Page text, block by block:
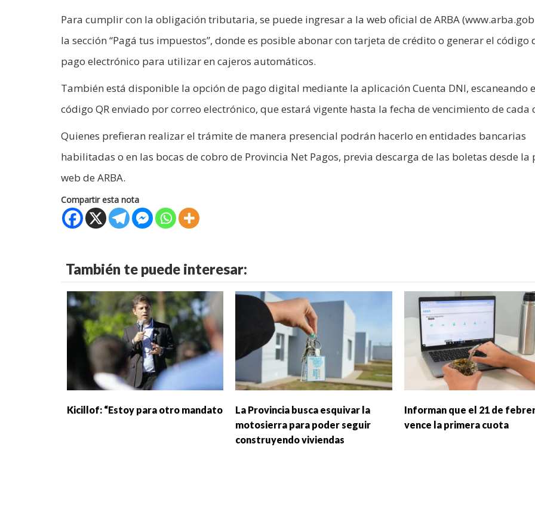
Para cumplir con la obligación tributaria, se puede ingresar a la web oficial de ARBA
la sección “Pagá tus impuestos”, donde es posible abonar con tarjeta de crédito o generar el código
pago electrónico para utilizar en cajeros automáticos.
También está disponible la opción de pago digital mediante la aplicación Cuenta DNI, escaneando
código QR enviado por correo electrónico, que estará vigente hasta la fecha de vencimiento de cada
Quienes prefieran realizar el trámite de manera presencial podrán hacerlo en entidades bancarias
habilitadas o en las bocas de cobro de Provincia Net Pagos, previa descarga de las boletas desde la
web de ARBA.
Compartir esta nota
También te puede interesar:
Kicillof: “Estoy para otro mandato
La Provincia busca esquivar la
motosierra para poder seguir
construyendo viviendas
Informan que el 21 de
vence la primera cuota